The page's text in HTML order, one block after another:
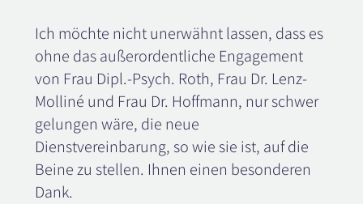
Ich möchte nicht unerwähnt lassen, dass es
ohne das außerordentliche Engagement
von Frau Dipl.-Psych. Roth, Frau Dr. Lenz-
Molliné und Frau Dr. Hoffmann, nur schwer
gelungen wäre, die neue
Dienstvereinbarung, so wie sie ist, auf die
Beine zu stellen. Ihnen einen besonderen
Dank.